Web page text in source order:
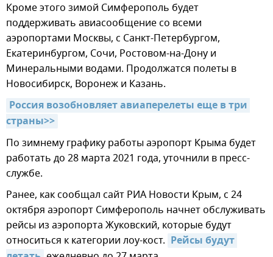
Кроме этого зимой Симферополь будет
поддерживать авиасообщение со всеми
аэропортами Москвы, с Санкт-Петербургом,
Екатеринбургом, Сочи, Ростовом-на-Дону и
Минеральными водами. Продолжатся полеты в
Новосибирск, Воронеж и Казань.
Россия возобновляет авиаперелеты еще в три
страны>>
По зимнему графику работы аэропорт Крыма будет
работать до 28 марта 2021 года, уточнили в пресс-
службе.
Ранее, как сообщал сайт РИА Новости Крым, с 24
октября аэропорт Симферополь начнет обслуживать
рейсы из аэропорта Жуковский, которые будут
относиться к категории лоу-кост. Рейсы будут